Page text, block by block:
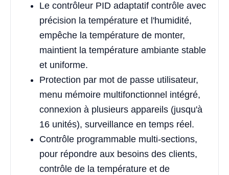
Le contrôleur PID adaptatif contrôle avec
précision la température et l'humidité,
empêche la température de monter,
maintient la température ambiante stable
et uniforme.
Protection par mot de passe utilisateur,
menu mémoire multifonctionnel intégré,
connexion à plusieurs appareils (jusqu'à
16 unités), surveillance en temps réel.
Contrôle programmable multi-sections,
pour répondre aux besoins des clients,
contrôle de la température et de